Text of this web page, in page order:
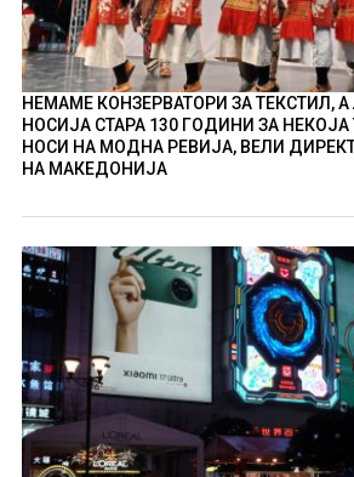
НЕМАМЕ КОНЗЕРВАТОРИ ЗА ТЕКСТИЛ, А
НОСИЈА СТАРА 130 ГОДИНИ ЗА
НОСИ НА МОДНА РЕВИЈА, ВЕЛИ
НА МАКЕДОНИЈА